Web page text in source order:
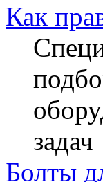
Как
задач
Болты